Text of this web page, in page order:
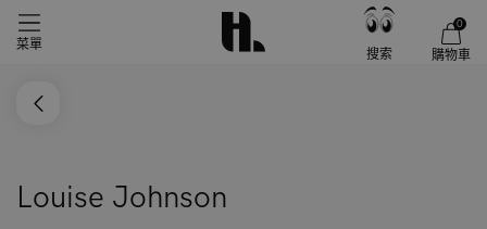
菜單
搜索
0
購物車
Louise Johnson